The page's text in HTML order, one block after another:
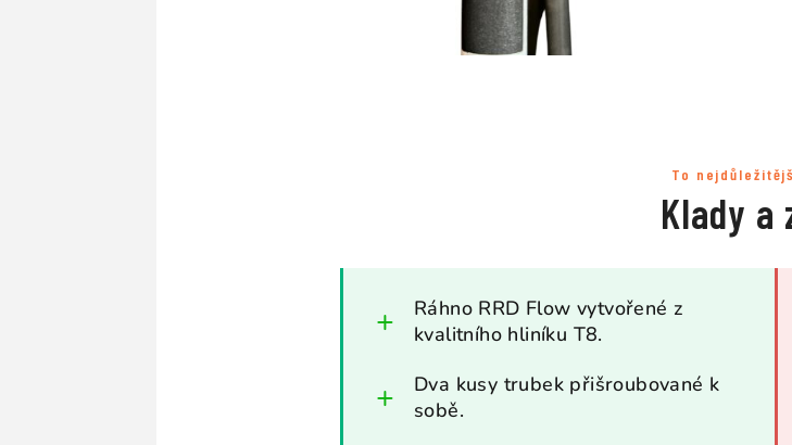
To
Klady a
Ráhno RRD Flow vytvořené z
kvalitního hliníku T8.
Dva kusy trubek přišroubované k
sobě.